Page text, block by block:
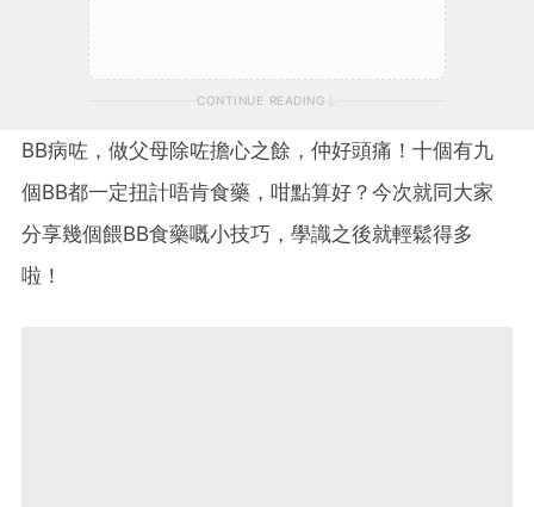
CONTINUE READING
BB病咗，做父母除咗擔心之餘，仲好頭痛！十個有九
個BB都一定扭計唔肯食藥，咁點算好？今次就同大家
分享幾個餵BB食藥嘅小技巧，學識之後就輕鬆得多
啦！